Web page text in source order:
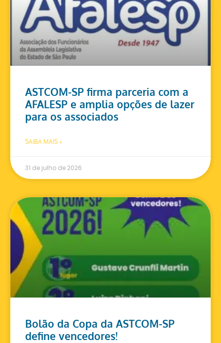
ASTCOM-SP firma parceria com a
AFALESP e amplia opções de lazer
para os associados
SAIBA MAIS »
31 de julho de 2026
Bolão da Copa da ASTCOM-SP
define vencedores!